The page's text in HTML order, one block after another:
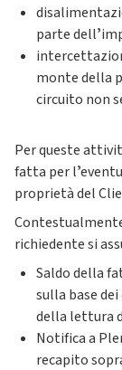
parte
monte della
circuito non
Per queste
fatta per
proprietà del
richiedente si
Saldo della
sulla base
della lettura
Notifica a
recapito